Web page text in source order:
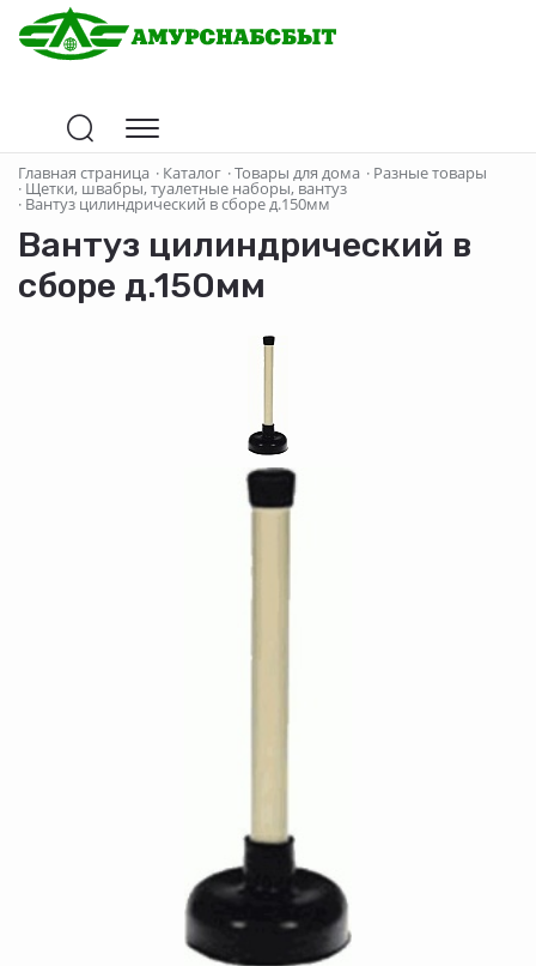
Главная страница · Каталог ·Товары для дома · Разные товары
· Щетки, швабры, туалетные наборы, вантуз
· Вантуз цилиндрический в сборе д.150мм
Вантуз цилиндрический в
сборе д.150мм